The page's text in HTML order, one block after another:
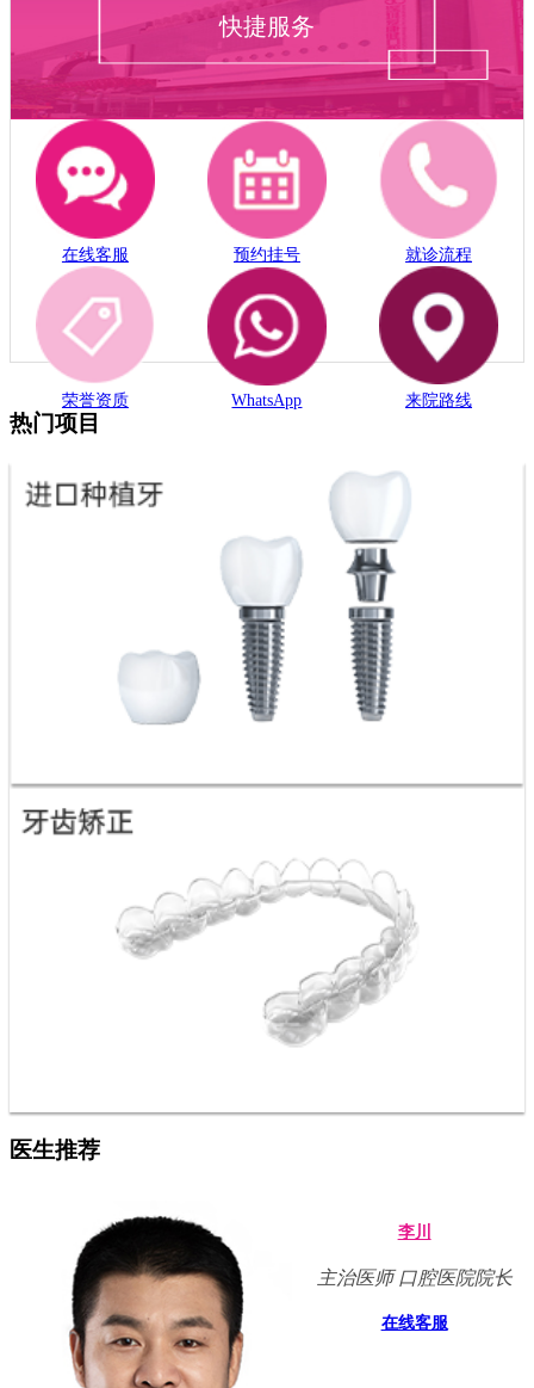
快捷服务
在线客服 预约挂号 就诊流程
荣誉资质 WhatsApp 来院路线
热门项目
医生推荐
李川
主治医师 口腔医院院长
在线客服